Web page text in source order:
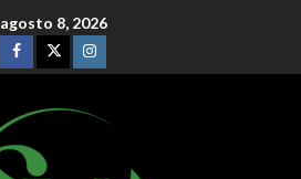
agosto 8, 2026